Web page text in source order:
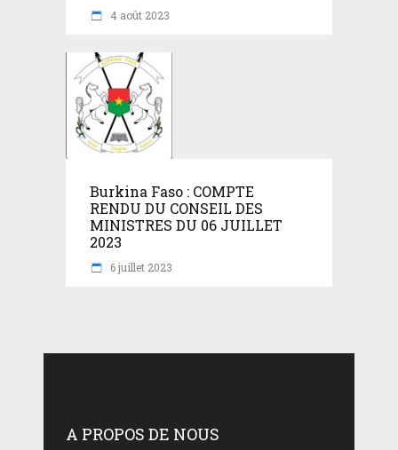
4 août 2023
Burkina Faso : COMPTE
RENDU DU CONSEIL DES
MINISTRES DU 06 JUILLET
2023
6 juillet 2023
A PROPOS DE NOUS